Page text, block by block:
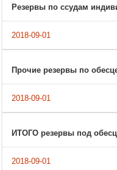
Резервы по ссудам
Прочие резервы по
ИТОГО резервы под